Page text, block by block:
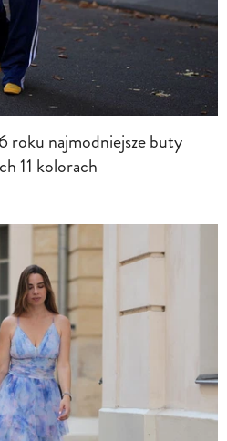
roku najmodniejsze buty
11 kolorach